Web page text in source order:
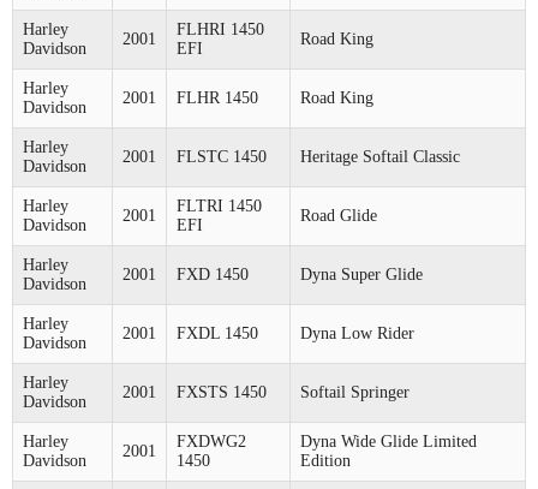
Harley
Davidson
2001
FLHRI 1450
EFI
Road King
Harley
Davidson
2001 FLHR 1450 Road King
Harley
Davidson
2001 FLSTC 1450 Heritage Softail Classic
Harley
Davidson
2001
FLTRI 1450
EFI
Road Glide
Harley
Davidson
2001 FXD 1450 Dyna Super Glide
Harley
Davidson
2001 FXDL 1450 Dyna Low Rider
Harley
Davidson
2001 FXSTS 1450 Softail Springer
Harley
Davidson
2001
FXDWG2
1450
Dyna Wide Glide Limited
Edition